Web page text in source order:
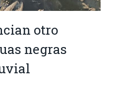
otro
negras